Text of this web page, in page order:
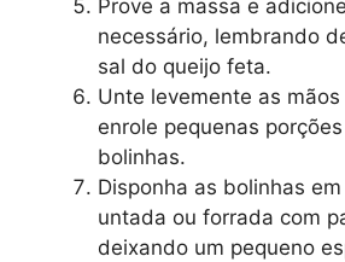
Prove a massa e
necessário, lembrando
sal do queijo feta.
Unte levemente as
enrole pequenas
bolinhas.
Disponha as bolinhas
untada ou forrada com
deixando um pequeno